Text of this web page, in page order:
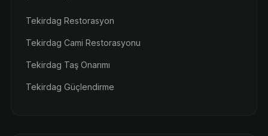
Tekirdag Restorasyon
Tekirdag Cami Restorasyonu
Tekirdag Taş Onarımı
Tekirdag Güçlendirme